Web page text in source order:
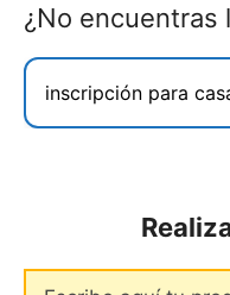
¿No encuentras